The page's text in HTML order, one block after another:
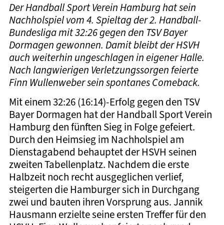
Der Handball Sport Verein Hamburg hat sein
Nachholspiel vom 4. Spieltag der 2. Handball-
Bundesliga mit 32:26 gegen den TSV Bayer
Dormagen gewonnen. Damit bleibt der HSVH
auch weiterhin ungeschlagen in eigener Halle.
Nach langwierigen Verletzungssorgen feierte
Finn Wullenweber sein spontanes Comeback.
Mit einem 32:26 (16:14)-Erfolg gegen den TSV
Bayer Dormagen hat der Handball Sport Verein
Hamburg den fünften Sieg in Folge gefeiert.
Durch den Heimsieg im Nachholspiel am
Dienstagabend behauptet der HSVH seinen
zweiten Tabellenplatz. Nachdem die erste
Halbzeit noch recht ausgeglichen verlief,
steigerten die Hamburger sich in Durchgang
zwei und bauten ihren Vorsprung aus. Jannik
Hausmann erzielte seine ersten Treffer für den